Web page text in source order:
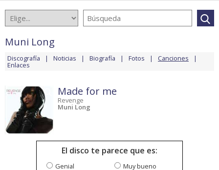
Muni Long
Discografía Noticias Biografía Fotos Canciones
Enlaces
Made for me
Revenge
Muni Long
El disco te parece que es:
Genial
Muy bueno